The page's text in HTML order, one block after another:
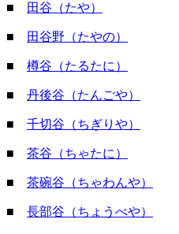
■ 田谷（たや）
■ 田谷野（たやの）
■ 樽谷（たるたに）
■ 丹後谷（たんごや）
■ 千切谷（ちぎりや）
■ 茶谷（ちゃたに）
■ 茶碗谷（ちゃわんや）
■ 長部谷（ちょうべや）